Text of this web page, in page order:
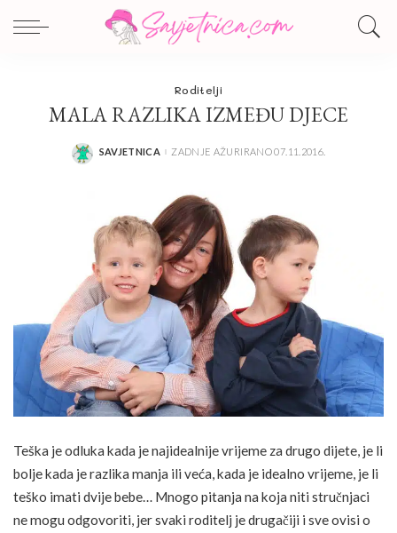
Roditelji
MALA RAZLIKA IZMEĐU DJECE
POSTED
SAVJETNICA ZADNJE AŽURIRANO 07.11.2016.
Teška je odluka kada je najidealnije vrijeme za drugo dijete, je li
bolje kada je razlika manja ili veća, kada je idealno vrijeme, je li
teško imati dvije bebe… Mnogo pitanja na koja niti stručnjaci
ne mogu odgovoriti, jer svaki roditelj je drugačiji i sve ovisi o